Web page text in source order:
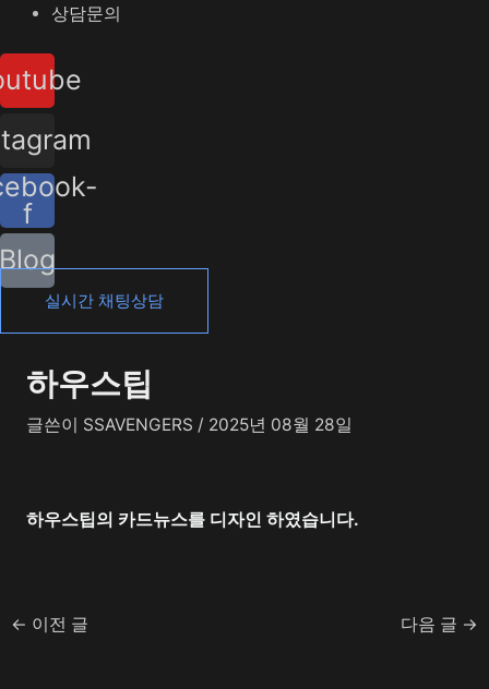
상담문의
f
Blog
실시간 채팅상담
하우스팁
글쓴이 SSAVENGERS / 2025년 08월 28일
하우스팁의 카드뉴스를 디자인 하였습니다.
← 이전 글 다음 글 →